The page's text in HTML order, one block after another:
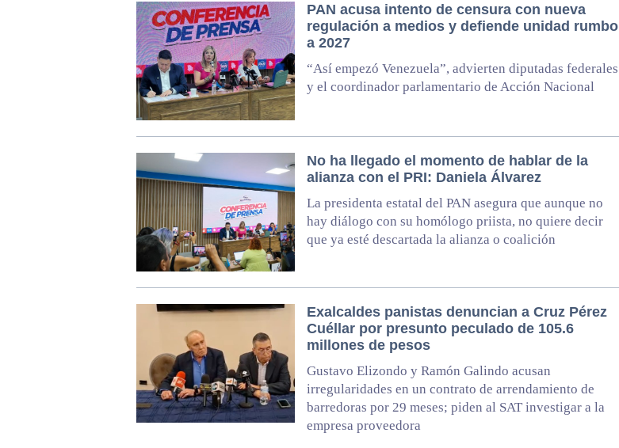
PAN acusa intento de censura con nueva
regulación a medios y defiende unidad rumbo
a 2027
“Así empezó Venezuela”, advierten diputadas federales
y el coordinador parlamentario de Acción Nacional
No ha llegado el momento de hablar de la
alianza con el PRI: Daniela Álvarez
La presidenta estatal del PAN asegura que aunque no
hay diálogo con su homólogo priista, no quiere decir
que ya esté descartada la alianza o coalición
Exalcaldes panistas denuncian a Cruz Pérez
Cuéllar por presunto peculado de 105.6
millones de pesos
Gustavo Elizondo y Ramón Galindo acusan
irregularidades en un contrato de arrendamiento de
barredoras por 29 meses; piden al SAT investigar a la
empresa proveedora